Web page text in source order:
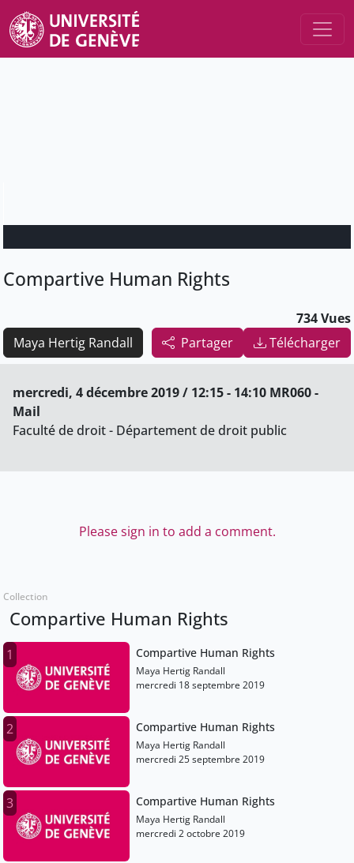
Compartive Human Rights
734 Vues
Partager
Télécharger
Maya Hertig Randall
mercredi, 4 décembre 2019 / 12:15 - 14:10 MR060 -
Mail
Faculté de droit - Département de droit public
Please sign in to add a comment.
Collection
Compartive Human Rights
1 Compartive Human Rights
Maya Hertig Randall
mercredi 18 septembre 2019
2 Compartive Human Rights
Maya Hertig Randall
mercredi 25 septembre 2019
3 Compartive Human Rights
Maya Hertig Randall
mercredi 2 octobre 2019